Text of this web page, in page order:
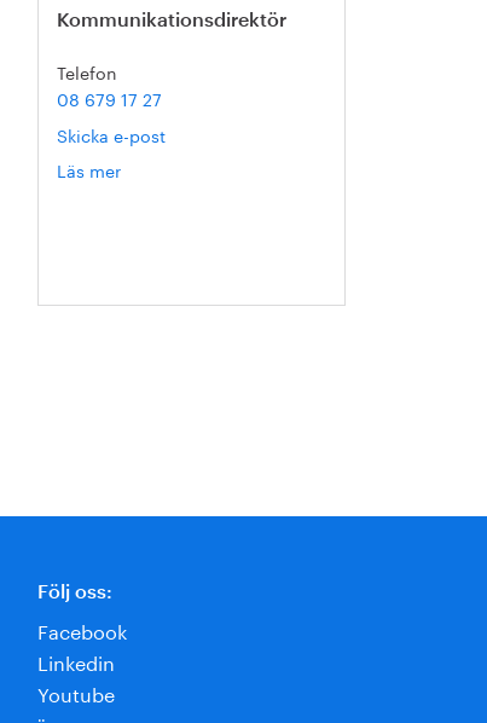
Kommunikationsdirektör
Telefon
08 679 17 27
Skicka e-post
Läs mer
Följ oss:
Facebook
Linkedin
Youtube